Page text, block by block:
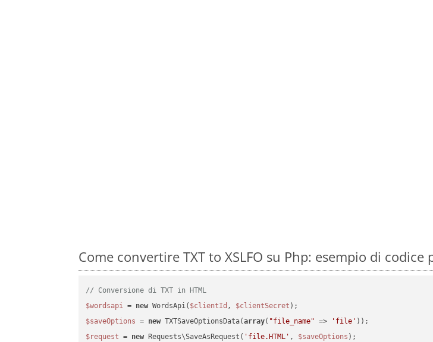
Come convertire TXT to XSLFO su Php: esempio di codice
// Conversione di TXT in HTML
$wordsapi = new WordsApi( $clientId , $clientSecret
$saveOptions = new TXTSaveOptionsData(array( "file_name" => 'file'
$request = new Requests\SaveAsRequest( 'file.HTML' , $saveOptions